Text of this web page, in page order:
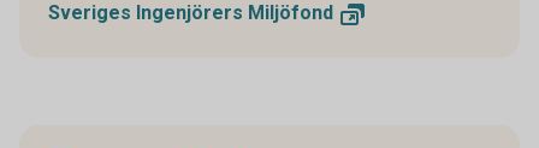
Sveriges Ingenjörers Miljöfond